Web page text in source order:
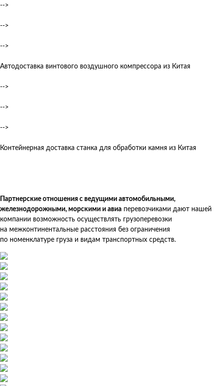
-->
-->
-->
Автодоставка винтового воздушного компрессора из Китая
-->
-->
-->
Контейнерная доставка станка для обработки камня из Китая
Партнерские отношения с ведущими автомобильными,
железнодорожными, морскими и авиа перевозчиками дают нашей
компании возможность осуществлять грузоперевозки
на межконтинентальные расстояния без ограничения
по номенклатуре груза и видам транспортных средств.